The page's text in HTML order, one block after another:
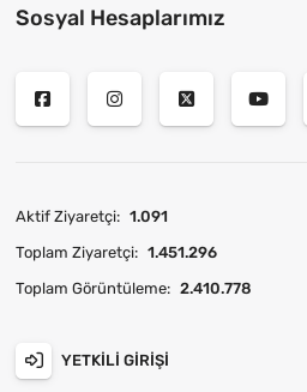
Sosyal Hesaplarımız
Aktif Ziyaretçi: 1.091
Toplam Ziyaretçi: 1.451.296
Toplam Görüntüleme: 2.410.778
YETKILI GIRIŞI